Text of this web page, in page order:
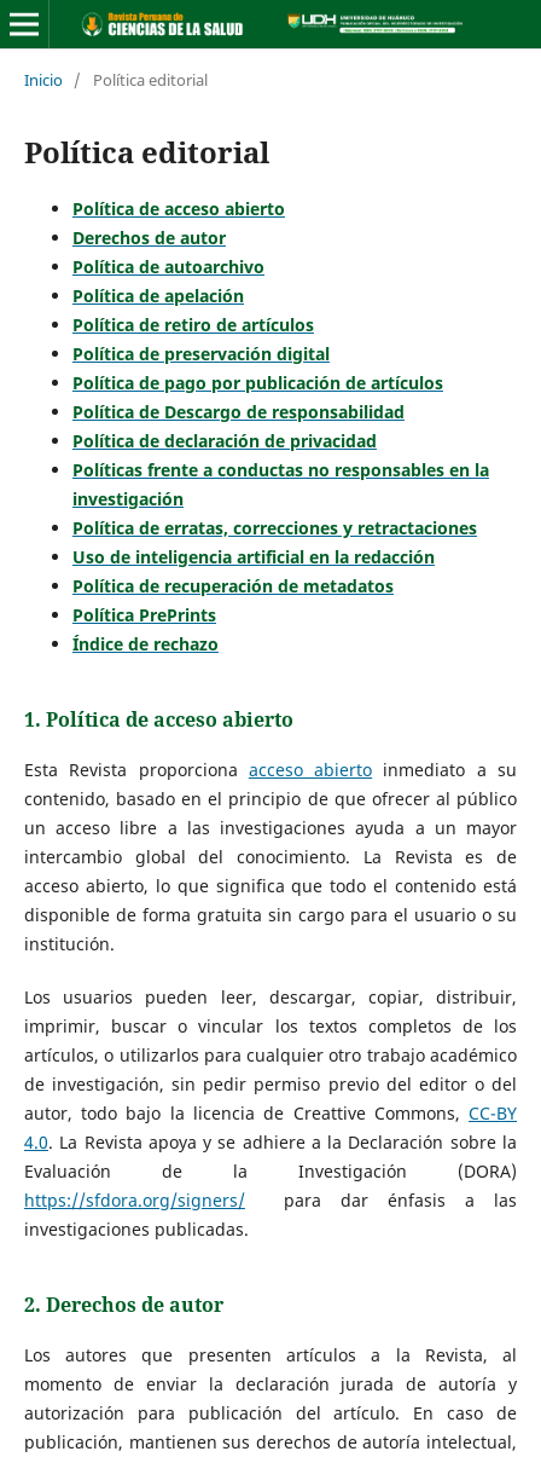
Inicio / Política editorial
Política editorial
Política de acceso abierto
Derechos de autor
Política de autoarchivo
Política de apelación
Política de retiro de artículos
Política de preservación digital
Política de pago por publicación de artículos
Política de Descargo de responsabilidad
Política de declaración de privacidad
Políticas frente a conductas no responsables en la
investigación
Política de erratas, correcciones y retractaciones
Uso de inteligencia artificial en la redacción
Política de recuperación de metadatos
Política PrePrints
Índice de rechazo
1. Política de acceso abierto
Esta Revista proporciona acceso abierto inmediato a su
contenido, basado en el principio de que ofrecer al público
un acceso libre a las investigaciones ayuda a un mayor
intercambio global del conocimiento. La Revista es de
acceso abierto, lo que significa que todo el contenido está
disponible de forma gratuita sin cargo para el usuario o su
institución.
Los usuarios pueden leer, descargar, copiar, distribuir,
imprimir, buscar o vincular los textos completos de los
artículos, o utilizarlos para cualquier otro trabajo académico
de investigación, sin pedir permiso previo del editor o del
autor, todo bajo la licencia de Creattive Commons,CC-BY
4.0. La Revista apoya y se adhiere a la Declaración sobre la
Evaluación de la Investigación (DORA)
https://sfdora.org/signers/para dar énfasis a las
investigaciones publicadas.
2. Derechos de autor
Los autores que presenten artículos a la Revista, al
momento de enviar la declaración jurada de autoría y
autorización para publicación del artículo. En caso de
publicación, mantienen sus derechos de autoría intelectual,